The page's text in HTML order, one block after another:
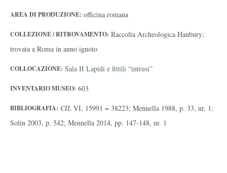
AREA DI PRODUZIONE: officina romana
COLLEZIONE / RITROVAMENTO: Raccolta Archeologica Hanbury;
trovata a Roma in anno ignoto
COLLOCAZIONE: Sala II Lapidi e fittili “intrusi”
INVENTARIO MUSEO: 603
BIBLIOGRAFIA: CIL VI, 15991 = 38223; Mennella 1988, p. 33, nr. 1;
Solin 2003, p. 542; Mennella 2014, pp. 147-148, nr. 1